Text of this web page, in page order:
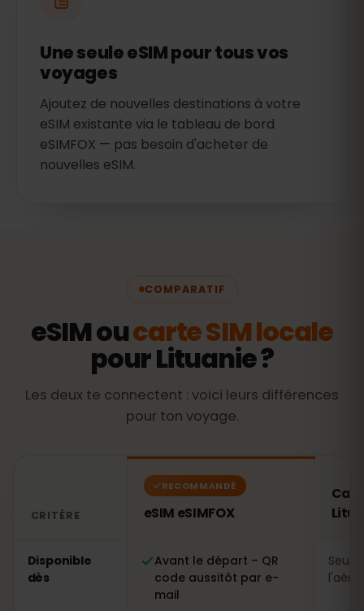
Une seule eSIM pour tous vos
voyages
Ajoutez de nouvelles destinations à votre
eSIM existante via le tableau de bord
eSIMFOX — pas besoin d'acheter de
nouvelles eSIM.
COMPARATIF
eSIM oucarte SIM locale
pour Lituanie ?
Les deux te connectent : voici leurs différences
pour ton voyage.
CRITÈRE
RECOMMANDÉ
eSIM eSIMFOX
Disponible
dès
Avant le départ – QR
code aussitôt par e-
mail